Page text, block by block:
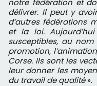
notre fédération et
délivrer. Il peut y
d’autres fédérations
et la loi.
susceptibles, au
promotion,
Corse. Ils sont les
leur donner les
du travail de qualité».